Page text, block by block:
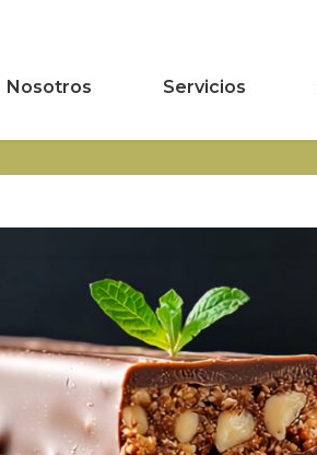
Nosotros Servicios